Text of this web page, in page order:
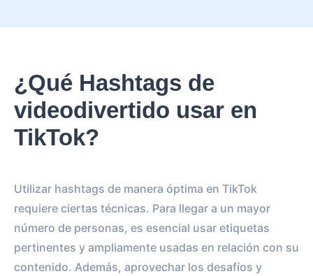
¿Qué Hashtags de
videodivertido usar en
TikTok?
Utilizar hashtags de manera óptima en TikTok
requiere ciertas técnicas. Para llegar a un mayor
número de personas, es esencial usar etiquetas
pertinentes y ampliamente usadas en relación con su
contenido. Además, aprovechar los desafíos y